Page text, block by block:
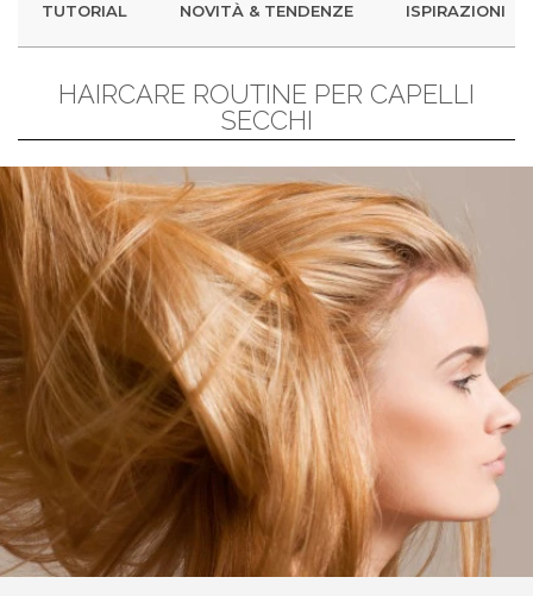
TUTORIAL NOVITÀ & TENDENZE ISPIRAZIONI
HAIRCARE ROUTINE PER CAPELLI
SECCHI